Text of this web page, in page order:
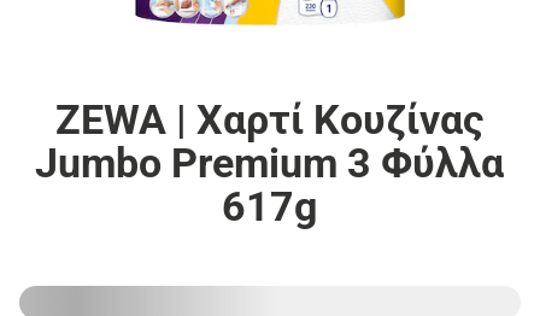
ZEWA | Χαρτί Κουζίνας
Jumbo Premium 3 Φύλλα
617g